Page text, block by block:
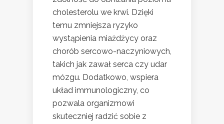
cholesterolu we krwi. Dzięki
temu zmniejsza ryzyko
wystąpienia miażdżycy oraz
chorób sercowo-naczyniowych,
takich jak zawał serca czy udar
mózgu. Dodatkowo, wspiera
układ immunologiczny, co
pozwala organizmowi
skuteczniej radzić sobie z